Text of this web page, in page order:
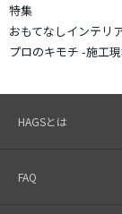
特集
おもてなしインテリ
プロのキモチ -施工
HAGSとは
FAQ